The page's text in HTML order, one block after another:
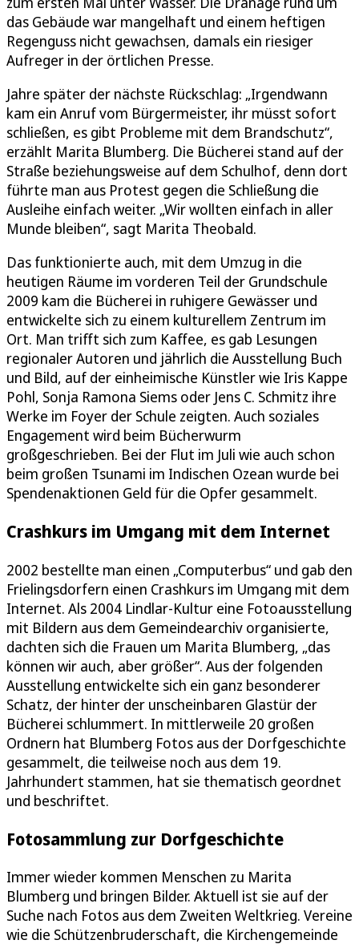
das Gebäude war mangelhaft und einem heftigen
Regenguss nicht gewachsen, damals ein riesiger
Aufreger in der örtlichen Presse.
Jahre später der nächste Rückschlag: „Irgendwann
kam ein Anruf vom Bürgermeister, ihr müsst sofort
schließen, es gibt Probleme mit dem Brandschutz“,
erzählt Marita Blumberg. Die Bücherei stand auf der
Straße beziehungsweise auf dem Schulhof, denn dort
führte man aus Protest gegen die Schließung die
Ausleihe einfach weiter. „Wir wollten einfach in aller
Munde bleiben“, sagt Marita Theobald.
Das funktionierte auch, mit dem Umzug in die
heutigen Räume im vorderen Teil der Grundschule
2009 kam die Bücherei in ruhigere Gewässer und
entwickelte sich zu einem kulturellem Zentrum im
Ort. Man trifft sich zum Kaffee, es gab Lesungen
regionaler Autoren und jährlich die Ausstellung Buch
und Bild, auf der einheimische Künstler wie Iris Kappe
Pohl, Sonja Ramona Siems oder Jens C. Schmitz ihre
Werke im Foyer der Schule zeigten. Auch soziales
Engagement wird beim Bücherwurm
großgeschrieben. Bei der Flut im Juli wie auch schon
beim großen Tsunami im Indischen Ozean wurde bei
Spendenaktionen Geld für die Opfer gesammelt.
Crashkurs im Umgang mit dem Internet
2002 bestellte man einen „Computerbus“ und gab den
Frielingsdorfern einen Crashkurs im Umgang mit dem
Internet. Als 2004 Lindlar-Kultur eine Fotoausstellung
mit Bildern aus dem Gemeindearchiv organisierte,
dachten sich die Frauen um Marita Blumberg, „das
können wir auch, aber größer“. Aus der folgenden
Ausstellung entwickelte sich ein ganz besonderer
Schatz, der hinter der unscheinbaren Glastür der
Bücherei schlummert. In mittlerweile 20 großen
Ordnern hat Blumberg Fotos aus der Dorfgeschichte
gesammelt, die teilweise noch aus dem 19.
Jahrhundert stammen, hat sie thematisch geordnet
und beschriftet.
Fotosammlung zur Dorfgeschichte
Immer wieder kommen Menschen zu Marita
Blumberg und bringen Bilder. Aktuell ist sie auf der
Suche nach Fotos aus dem Zweiten Weltkrieg. Vereine
wie die Schützenbruderschaft, die Kirchengemeinde